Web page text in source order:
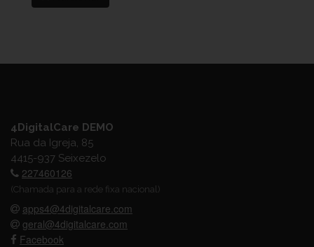
4DigitalCare DEMO
Rua da Igreja, 85
4415-937 Seixezelo
227460126
(Chamada para a rede fixa nacional)
apps4@4digitalcare.com
geral@4digitalcare.com
Facebook